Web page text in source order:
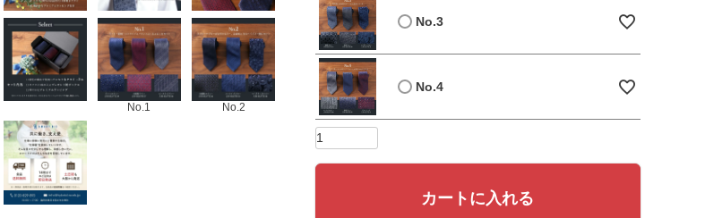
No.1 No.2
No.3
No.4
カートに入れる